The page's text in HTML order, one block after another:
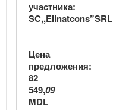
участника:
SC,,Elinatcons”SRL
Цена
предложения:
82
549,09
MDL